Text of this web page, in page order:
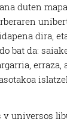
duten
dira,
bat da:
y universos